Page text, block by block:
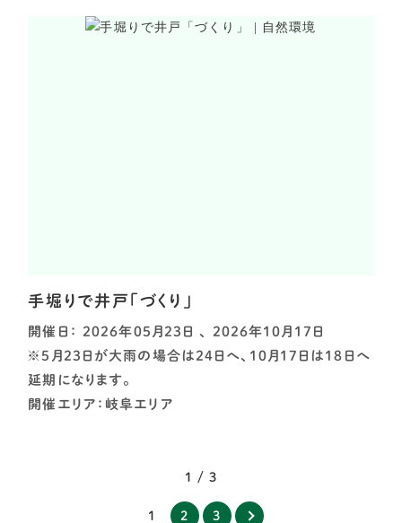
手堀りで井戸「づくり」
開催日： 2026年05月23日 、 2026年10月17日
※5月23日が大雨の場合は24日へ、10月17日は18日へ
延期になります。
開催エリア：岐阜エリア
1 / 3
1 2 3